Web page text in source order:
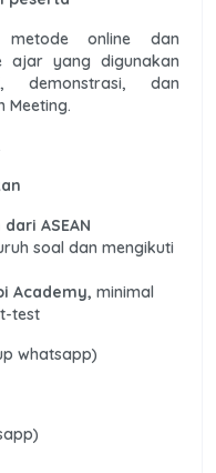
metode online dan
ajar yang digunakan
demonstrasi, dan
Meeting.
ASEAN
soal dan mengikuti
Academy, minimal
test
whatsapp)